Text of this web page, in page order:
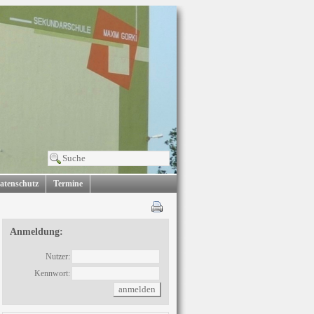
Termine
Anmeldung:
Nutzer:
Kennwort: